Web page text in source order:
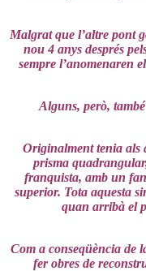
Malgrat que l’altre pont
nou 4 anys després
sempre l’anomenaren
Alguns, però,
Originalment tenia als
prisma
franquista, amb un
superior. Tota aquesta
quan arribà el
Com a conseqüència de
fer obres de